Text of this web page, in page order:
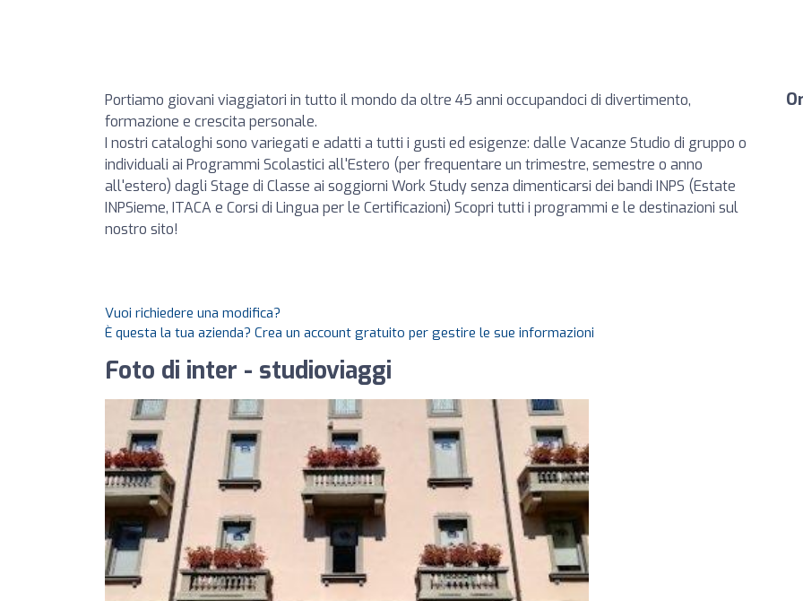
Portiamo giovani viaggiatori in tutto il mondo da oltre 45 anni occupandoci di divertimento,
formazione e crescita personale.
I nostri cataloghi sono variegati e adatti a tutti i gusti ed esigenze: dalle Vacanze Studio di gruppo o
individuali ai Programmi Scolastici all'Estero (per frequentare un trimestre, semestre o anno
all'estero) dagli Stage di Classe ai soggiorni Work Study senza dimenticarsi dei bandi INPS (Estate
INPSieme, ITACA e Corsi di Lingua per le Certificazioni) Scopri tutti i programmi e le destinazioni sul
nostro sito!
Vuoi richiedere una modifica?
È questa la tua azienda? Crea un account gratuito per gestire le sue informazioni
Foto di inter - studioviaggi